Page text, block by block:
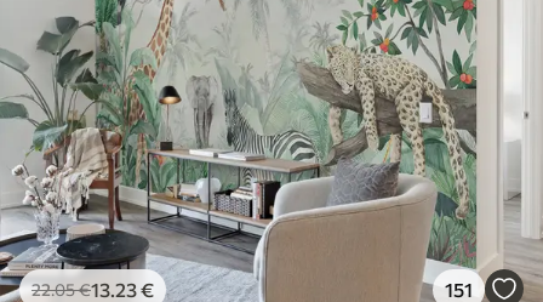
22.05€13 .23€ 151